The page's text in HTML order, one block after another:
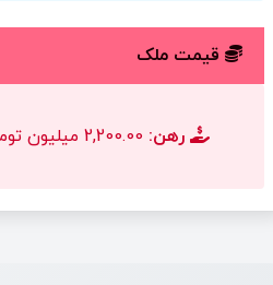
قیمت ملک
رهن: